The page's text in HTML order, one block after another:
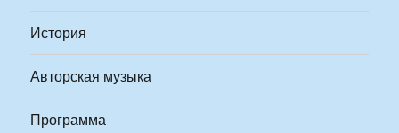
История
Авторская музыка
Программа